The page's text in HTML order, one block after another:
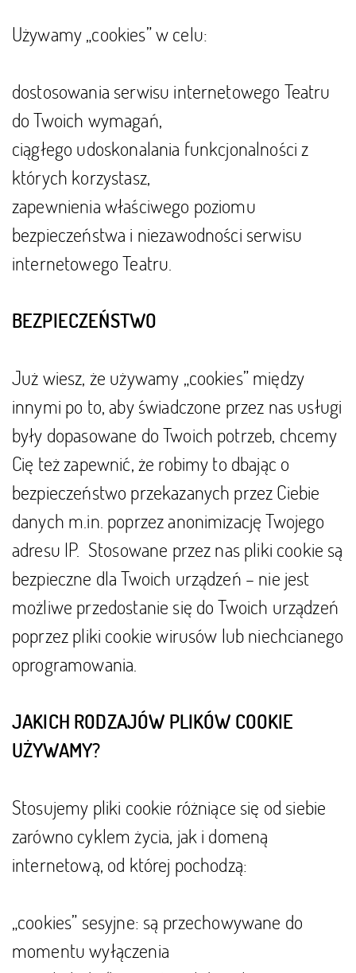
Używamy „cookies” w celu:
dostosowania serwisu internetowego Teatru
do Twoich wymagań,
ciągłego udoskonalania funkcjonalności z
których korzystasz,
zapewnienia właściwego poziomu
bezpieczeństwa i niezawodności serwisu
internetowego Teatru.
BEZPIECZEŃSTWO
Już wiesz, że używamy „cookies” między
innymi po to, aby świadczone przez nas usługi
były dopasowane do Twoich potrzeb, chcemy
Cię też zapewnić, że robimy to dbając o
bezpieczeństwo przekazanych przez Ciebie
danych m.in. poprzez anonimizację Twojego
adresu IP. Stosowane przez nas pliki cookie są
bezpieczne dla Twoich urządzeń – nie jest
możliwe przedostanie się do Twoich urządzeń
poprzez pliki cookie wirusów lub niechcianego
oprogramowania.
JAKICH RODZAJÓW PLIKÓW COOKIE
UŻYWAMY?
Stosujemy pliki cookie różniące się od siebie
zarówno cyklem życia, jak i domeną
internetową, od której pochodzą:
„cookies” sesyjne: są przechowywane do
momentu wyłączenia